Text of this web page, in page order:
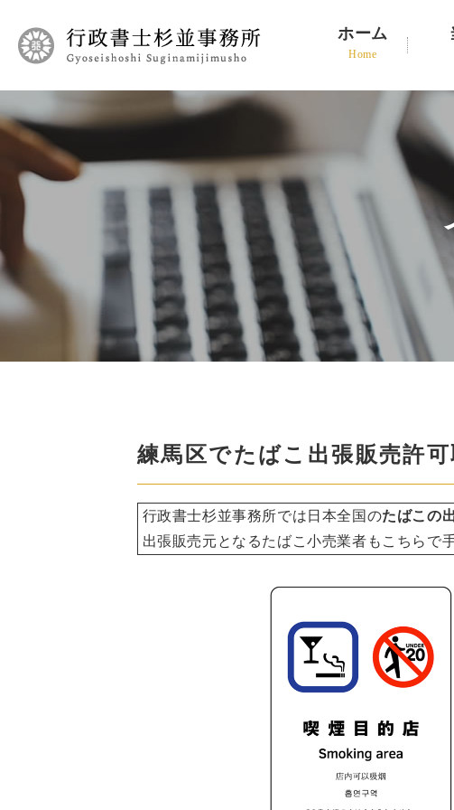
ホーム
Home
練馬区でたばこ出張販売許
行政書士杉並事務所では日本全国のたばこの
出張販売元となるたばこ小売業者もこちらで